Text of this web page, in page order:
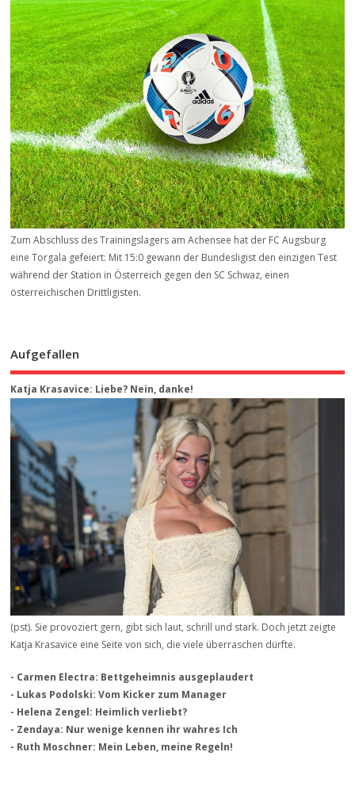
Zum Abschluss des Trainingslagers am Achensee hat der FC Augsburg
eine Torgala gefeiert: Mit 15:0 gewann der Bundesligist den einzigen Test
während der Station in Österreich gegen den SC Schwaz, einen
österreichischen Drittligisten.
Aufgefallen
Katja Krasavice: Liebe? Nein, danke!
(pst). Sie provoziert gern, gibt sich laut, schrill und stark. Doch jetzt zeigte
Katja Krasavice eine Seite von sich, die viele überraschen dürfte.
- Carmen Electra: Bettgeheimnis ausgeplaudert
- Lukas Podolski: Vom Kicker zum Manager
- Helena Zengel: Heimlich verliebt?
- Zendaya: Nur wenige kennen ihr wahres Ich
- Ruth Moschner: Mein Leben, meine Regeln!